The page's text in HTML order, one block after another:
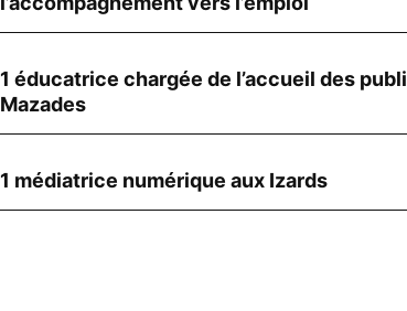
1 éducatrice chargée de l’accueil des
Mazades
1 médiatrice numérique aux Izards